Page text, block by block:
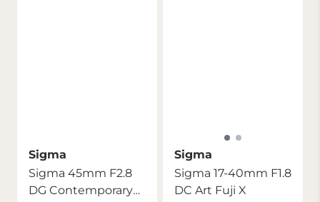
Sigma
Sigma 45mm F2.8
DG Contemporary
Sigma
Sigma 17-40mm F1.8
DC Art Fuji X